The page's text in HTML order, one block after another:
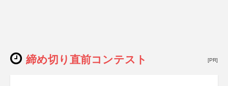
締め切り直前コンテスト [PR]